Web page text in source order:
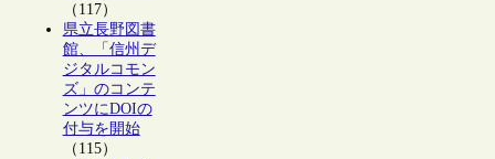
（117）
県立長野図書
館、「信州デ
ジタルコモン
ズ」のコンテ
ンツにDOIの
付与を開始
（115）